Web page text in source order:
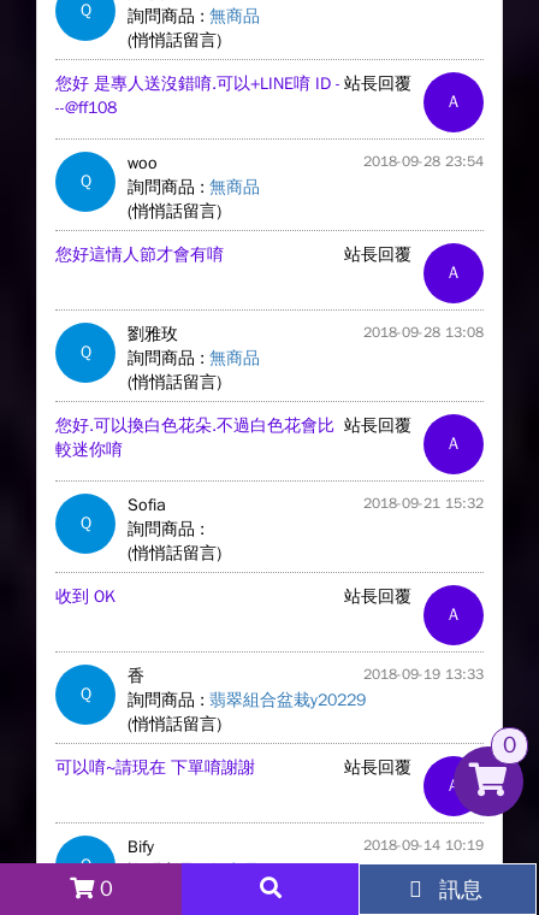
Q 詢問商品 : 無商品
(悄悄話留言)
A
站長回覆
您好 是專人送沒錯唷.可以+LINE唷 ID -
--@ff108
Q
woo 2018-09-28 23:54
詢問商品 : 無商品
(悄悄話留言)
A
站長回覆
您好這情人節才會有唷
Q
劉雅玫 2018-09-28 13:08
詢問商品 : 無商品
(悄悄話留言)
A
站長回覆
您好.可以換白色花朵.不過白色花會比
較迷你唷
Q
Sofia 2018-09-21 15:32
詢問商品 :
(悄悄話留言)
A
站長回覆
收到 OK
Q
香 2018-09-19 13:33
詢問商品 : 翡翠組合盆栽y20229
(悄悄話留言)
A
站長回覆
可以唷~請現在 下單唷謝謝
Q
Bify 2018-09-14 10:19
0
0 訊息